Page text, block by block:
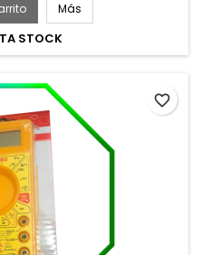
Más
STOCK
favorite_border